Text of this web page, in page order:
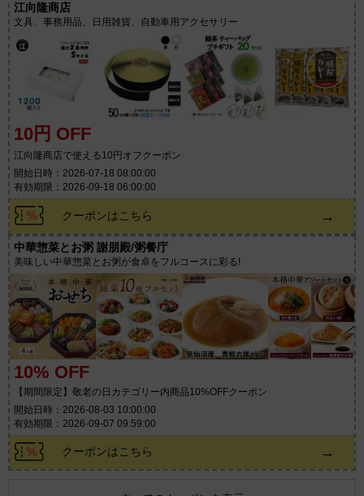
江向隆商店
文具、事務用品、日用雑貨、自動車用アクセサリー
10円 OFF
江向隆商店で使える10円オフクーポン
開始日時：2026-07-18 08:00:00
有効期限：2026-09-18 06:00:00
クーポンはこちら →
中華惣菜とお粥 謝朋殿/粥餐庁
美味しい中華惣菜とお粥が食卓をフルコースに彩る!
10% OFF
【期間限定】敬老の日カテゴリー内商品10%OFFクーポン
開始日時：2026-08-03 10:00:00
有効期限：2026-09-07 09:59:00
クーポンはこちら →